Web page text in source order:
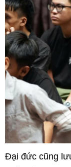
Đại đức cũng